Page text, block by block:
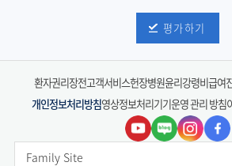
평가하기
환자권리장전고객서비스헌장병원윤리강령비급여
개인정보처리방침영상정보처리기기운영 관리 방침
Family Site